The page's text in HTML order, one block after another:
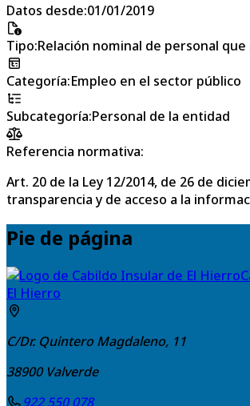
Datos desde:01/01/2019
Tipo:Relación nominal de personal
Categoría:Empleo en el sector público
Subcategoría:Personal de la entidad
Referencia normativa:
Art. 20 de la Ley 12/2014, de 26 de
transparencia y de acceso a la
Pie de página
El Hierro
C/Dr. Quintero Magdaleno, 11
38900 Valverde
922 550 078